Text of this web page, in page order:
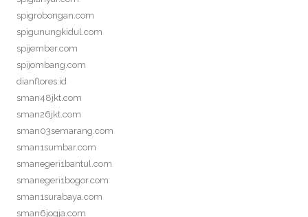
spigrobongan.com
spigunungkidul.com
spijember.com
spijombang.com
dianflores.id
sman48jkt.com
sman26jkt.com
sman03semarang.com
sman1sumbar.com
smanegeri1bantul.com
smanegeri1bogor.com
sman1surabaya.com
sman6jogja.com